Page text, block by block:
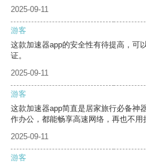
2025-09-11
游客
这款加速器app的安全性有待提高，可
证。
2025-09-11
游客
这款加速器app简直是居家旅行必备神
作办公，都能畅享高速网络，再也不用
2025-09-11
游客